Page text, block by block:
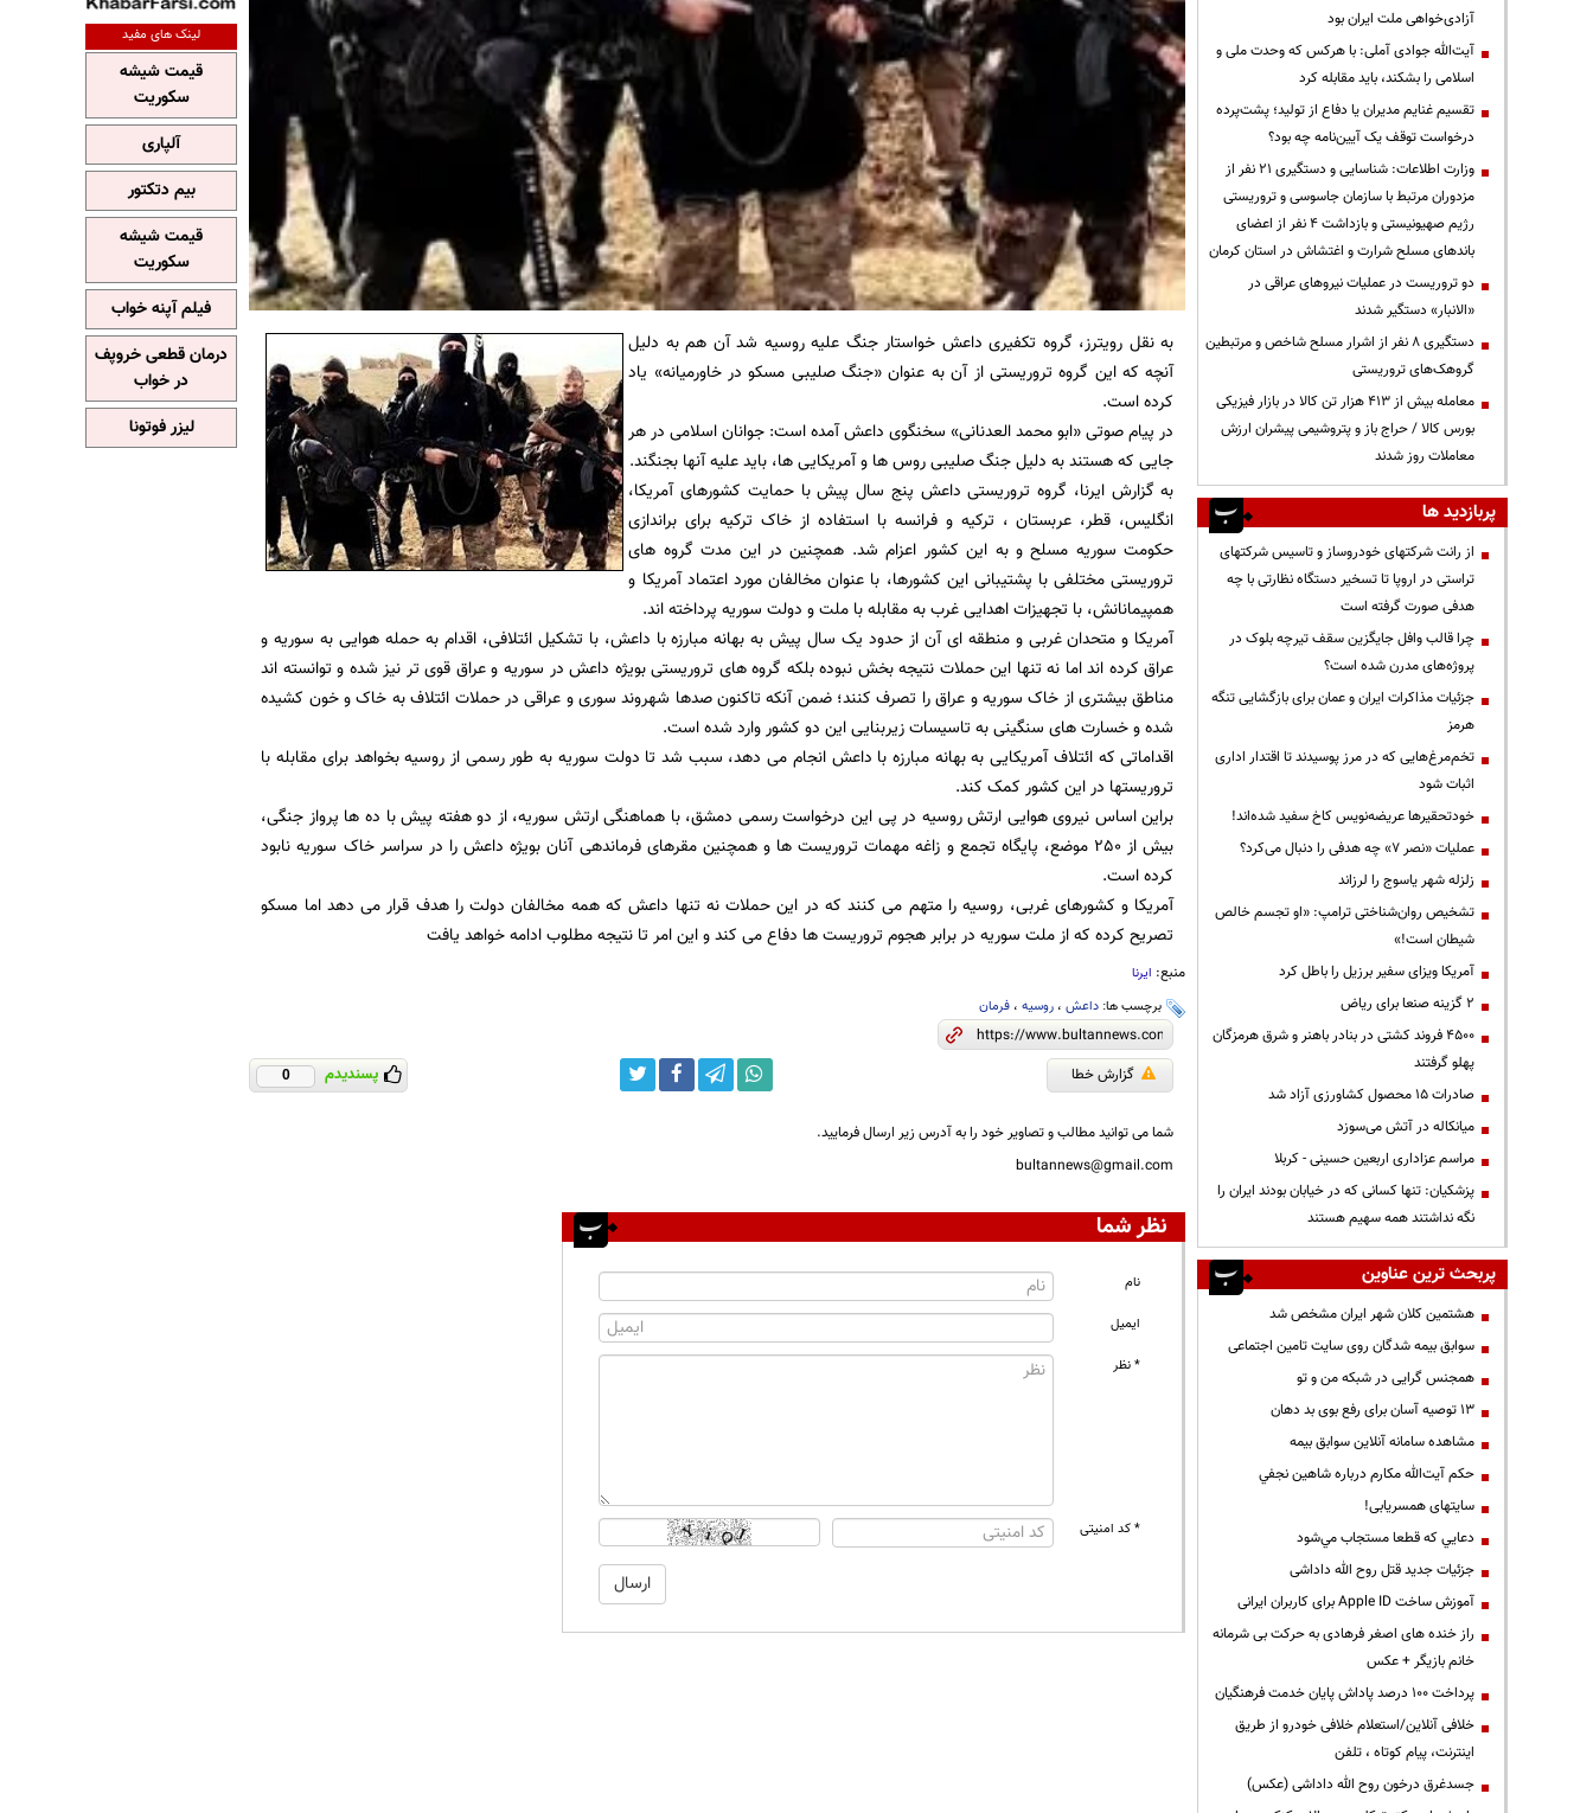
به نقل رویترز، گروه تکفیری داعش خواستار جنگ علیه روسیه شد آن هم به دلیل
آنچه که این گروه تروریستی از آن به عنوان «جنگ صلیبی مسکو در خاورمیانه» یاد
کرده است.
در پیام صوتی «ابو محمد العدنانی» سخنگوی داعش آمده است: جوانان اسلامی در هر
جایی که هستند به دلیل جنگ صلیبی روس ها و آمریکایی ها، باید علیه آنها بجنگند.
به گزارش ایرنا، گروه تروریستی داعش پنج سال پیش با حمایت کشورهای آمریکا،
انگلیس، قطر، عربستان ، ترکیه و فرانسه با استفاده از خاک ترکیه برای براندازی
حکومت سوریه مسلح و به این کشور اعزام شد. همچنین در این مدت گروه های
تروریستی مختلفی با پشتیبانی این کشورها، با عنوان مخالفان مورد اعتماد آمریکا و
همپیمانانش، با تجهیزات اهدایی غرب به مقابله با ملت و دولت سوریه پرداخته اند.
آمریکا و متحدان غربی و منطقه ای آن از حدود یک سال پیش به بهانه مبارزه با داعش، با تشکیل ائتلافی، اقدام به حمله هوایی به سوریه و
عراق کرده اند اما نه تنها این حملات نتیجه بخش نبوده بلکه گروه های تروریستی بویژه داعش در سوریه و عراق قوی تر نیز شده و توانسته اند
مناطق بیشتری از خاک سوریه و عراق را تصرف کنند؛ ضمن آنکه تاکنون صدها شهروند سوری و عراقی در حملات ائتلاف به خاک و خون کشیده
شده و خسارت های سنگینی به تاسیسات زیربنایی این دو کشور وارد شده است.
اقداماتی که ائتلاف آمریکایی به بهانه مبارزه با داعش انجام می دهد، سبب شد تا دولت سوریه به طور رسمی از روسیه بخواهد برای مقابله با
تروریستها در این کشور کمک کند.
براین اساس نیروی هوایی ارتش روسیه در پی این درخواست رسمی دمشق، با هماهنگی ارتش سوریه، از دو هفته پیش با ده ها پرواز جنگی،
بیش از 250 موضع، پایگاه تجمع و زاغه مهمات تروریست ها و همچنین مقرهای فرماندهی آنان بویژه داعش را در سراسر خاک سوریه نابود
کرده است.
آمریکا و کشورهای غربی، روسیه را متهم می کنند که در این حملات نه تنها داعش که همه مخالفان دولت را هدف قرار می دهد اما مسکو
تصریح کرده که از ملت سوریه در برابر هجوم تروریست ها دفاع می کند و این امر تا نتیجه مطلوب ادامه خواهد یافت
منبع: ایرنا
برچسب ها: داعش، روسیه، فرمان
گزارش خطا پسندیدم 0
شما می توانید مطالب و تصاویر خود را به آدرس زیر ارسال فرمایید.
bultannews@gmail.com
نظر شما
نام
ایمیل
* نظر
* کد امنیتی
آزادی‌خواهی ملت ایران بود
آیت‌الله جوادی آملی: با هرکس که وحدت ملی و
اسلامی را بشکند، باید مقابله کرد
تقسیم غنایم مدیران یا دفاع از تولید؛ پشت‌پرده
درخواست توقف یک آیین‌نامه چه بود؟
وزارت اطلاعات: شناسایی و دستگیری ۲۱ نفر از
مزدوران مرتبط با سازمان جاسوسی و تروریستی
رژیم صهیونیستی و بازداشت ۴ نفر از اعضای
باندهای مسلح شرارت و اغتشاش در استان کرمان
دو تروریست در عملیات نیروهای عراقی در
«الانبار» دستگیر شدند
دستگیری ۸ نفر از اشرار مسلح شاخص و مرتبطین
گروهک‌های تروریستی
معامله بیش از ۴۱۳ هزار تن کالا در بازار فیزیکی
بورس کالا / حراج باز و پتروشیمی پیشران ارزش
معاملات روز شدند
پربازدید ها
از رانت‌ شرکتهای خودروساز و تاسیس شرکتهای
تراستی در اروپا تا تسخیر دستگاه نظارتی با چه
هدفی صورت گرفته است
چرا قالب وافل جایگزین سقف تیرچه بلوک در
پروژه‌های مدرن شده است؟
جزئیات مذاکرات ایران و عمان برای بازگشایی تنگه
هرمز
تخم‌مرغ‌هایی که در مرز پوسیدند تا اقتدار اداری
اثبات شود
خودتحقیرها عریضه‌نویس کاخ سفید شده‌اند!
عملیات «نصر ۷» چه هدفی را دنبال می‌کرد؟
زلزله شهر یاسوج را لرزاند
تشخیص روان‌شناختی ترامپ: «او تجسم خالص
شیطان است!»
آمریکا ویزای سفیر برزیل را باطل کرد
۲ گزینه صنعا برای ریاض
۴۵۰۰ فروند کشتی در بنادر باهنر و شرق هرمزگان
پهلو گرفتند
صادرات ۱۵ محصول کشاورزی آزاد شد
میانکاله در آتش می‌سوزد
مراسم عزاداری اربعین حسینی - کربلا
پزشکیان: تنها کسانی که در خیابان بودند ایران را
نگه نداشتند همه سهیم هستند
پربحث ترین عناوین
هشتمین کلان شهر ایران مشخص شد
سوابق بیمه شدگان روی سایت تامین اجتماعی
همجنس گرایی در شبکه من و تو
13 توصیه آسان برای رفع بوی بد دهان
مشاهده سامانه آنلاين سوابق بیمه
حكم آيت‌الله مكارم درباره شاهين نجفي
سایتهای همسریابی!
دعايي كه قطعا مستجاب مي‌شود
جزئیات جدید قتل روح الله داداشی
آموزش ساخت Apple ID برای کاربران ایرانی
راز خنده های اصغر فرهادی به حرکت بی شرمانه
خانم بازیگر + عکس
پرداخت ۱۰۰ درصد پاداش پایان خدمت فرهنگیان
خلافی آنلاین/استعلام خلافی خودرو از طریق
اینترنت، پیام کوتاه ، تلفن
جسدغرق درخون روح الله داداشی (عکس)
لینک های مفید
قیمت شیشه
سکوریت
آلپاری
بیم دتکتور
قیمت شیشه
سکوریت
فیلم آپنه خواب
درمان قطعی خروپف
در خواب
لیزر فوتونا